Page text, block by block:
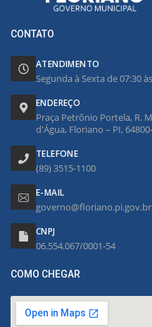
CONTATO
ATENDIMENTO
Segunda à Sexta de 07:30
ENDEREÇO
Praça Petrônio Portela, R.
d'Água, Floriano – PI,
TELEFONE
(89) 3515-1100
E-MAIL
governo@floriano.pi.gov.br
CNPJ
06.554.067/0001-54
COMO CHEGAR